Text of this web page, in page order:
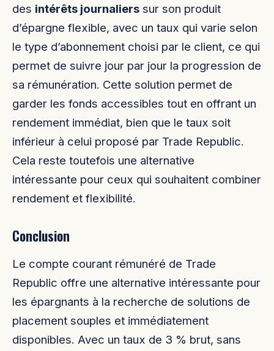
des intérêts journaliers sur son produit
d’épargne flexible, avec un taux qui varie selon
le type d’abonnement choisi par le client, ce qui
permet de suivre jour par jour la progression de
sa rémunération. Cette solution permet de
garder les fonds accessibles tout en offrant un
rendement immédiat, bien que le taux soit
inférieur à celui proposé par Trade Republic.
Cela reste toutefois une alternative
intéressante pour ceux qui souhaitent combiner
rendement et flexibilité.
Conclusion
Le compte courant rémunéré de Trade
Republic offre une alternative intéressante pour
les épargnants à la recherche de solutions de
placement souples et immédiatement
disponibles. Avec un taux de 3 % brut, sans